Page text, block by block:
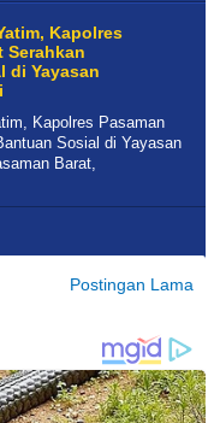
Kapolres
Serahkan
di Yayasan
Kapolres Pasaman
Sosial di Yayasan
Barat,
Postingan Lama